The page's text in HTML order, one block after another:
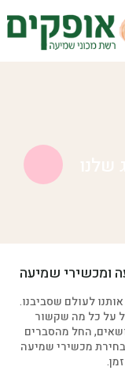
ומכשירי שמיעה
לעולם שסביבנו.
על כל מה שקשור
החל מהסברים
מכשירי שמיעה